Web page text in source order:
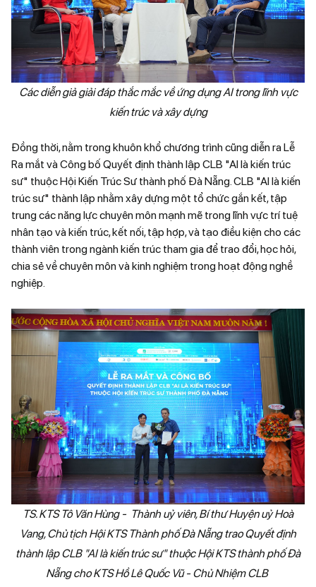
Các diễn giả giải đáp thắc mắc về ứng dụng AI trong lĩnh vực
kiến trúc và xây dựng
Đồng thời, nằm trong khuôn khổ chương trình cũng diễn ra Lễ
Ra mắt và Công bố Quyết định thành lập CLB "AI là kiến trúc
sư" thuộc Hội Kiến Trúc Sư thành phố Đà Nẵng. CLB "AI là kiến
trúc sư" thành lập nhằm xây dựng một tổ chức gắn kết, tập
trung các năng lực chuyên môn mạnh mẽ trong lĩnh vực trí tuệ
nhân tạo và kiến trúc, kết nối, tập hợp, và tạo điều kiện cho các
thành viên trong ngành kiến trúc tham gia để trao đổi, học hỏi,
chia sẻ về chuyên môn và kinh nghiệm trong hoạt động nghề
nghiệp.
TS. KTS Tô Văn Hùng - Thành uỷ viên, Bí thư Huyện uỷ Hoà
Vang, Chủ tịch Hội KTS Thành phố Đà Nẵng trao Quyết định
thành lập CLB "AI là kiến trúc sư" thuộc Hội KTS thành phố Đà
Nẵng cho KTS Hồ Lê Quốc Vũ - Chủ Nhiệm CLB